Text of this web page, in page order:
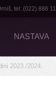
tel: (022) 886
NASTAVA
2023./2024.